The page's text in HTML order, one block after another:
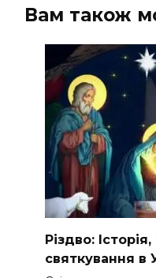
Вам також
Різдво:
святкування в